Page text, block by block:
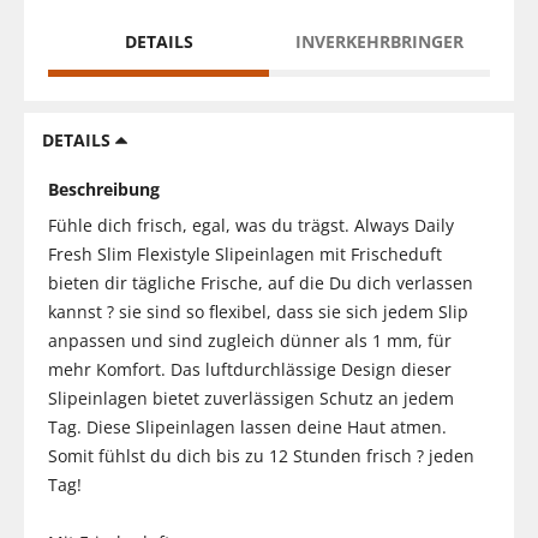
DETAILS INVERKEHRBRINGER
DETAILS
Beschreibung
Fühle dich frisch, egal, was du trägst. Always Daily
Fresh Slim Flexistyle Slipeinlagen mit Frischeduft
bieten dir tägliche Frische, auf die Du dich verlassen
kannst ? sie sind so flexibel, dass sie sich jedem Slip
anpassen und sind zugleich dünner als 1 mm, für
mehr Komfort. Das luftdurchlässige Design dieser
Slipeinlagen bietet zuverlässigen Schutz an jedem
Tag. Diese Slipeinlagen lassen deine Haut atmen.
Somit fühlst du dich bis zu 12 Stunden frisch ? jeden
Tag!